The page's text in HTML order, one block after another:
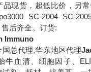
品现货，超低比价，另
SC-2004 SC-
后齐全。订货:
Immuno
总代理,华东地区代理
牛血清、细胞因子、